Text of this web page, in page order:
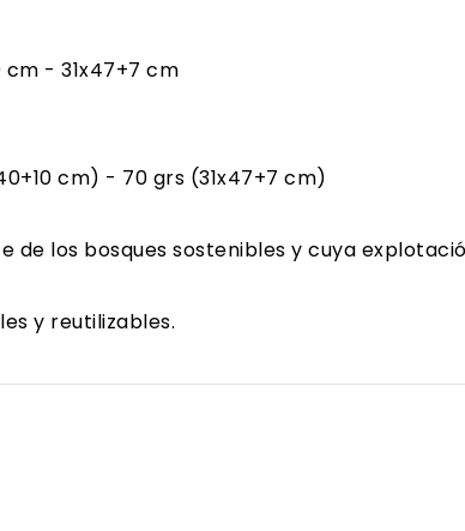
cm - 31x47+7 cm
cm) - 70 grs (31x47+7 cm)
de los bosques sostenibles y cuya
y reutilizables.